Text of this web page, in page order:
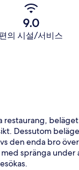
9.0
의 시설/서비스
restaurang,
Dessutom
den enda bro
med spränga